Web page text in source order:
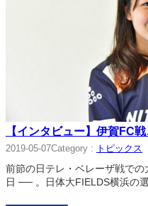
【インタビュー】伊賀FC
2019-05-07Category : トピックス
前節の日テレ・ベレーザ戦で
日 ── 。日体大FIELDS横浜の